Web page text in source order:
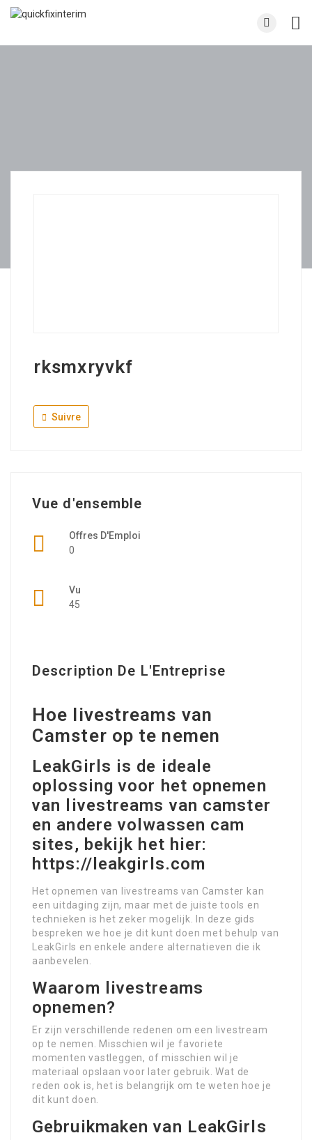
rksmxryvkf
Suivre
Vue d'ensemble
Offres D'Emploi
0
Vu
45
Description De L'Entreprise
Hoe livestreams van
Camster op te nemen
LeakGirls is de ideale
oplossing voor het opnemen
van livestreams van camster
en andere volwassen cam
sites, bekijk het hier:
https://leakgirls.com
Het opnemen van livestreams van Camster kan
een uitdaging zijn, maar met de juiste tools en
technieken is het zeker mogelijk. In deze gids
bespreken we hoe je dit kunt doen met behulp van
LeakGirls en enkele andere alternatieven die ik
aanbevelen.
Waarom livestreams
opnemen?
Er zijn verschillende redenen om een livestream
op te nemen. Misschien wil je favoriete
momenten vastleggen, of misschien wil je
materiaal opslaan voor later gebruik. Wat de
reden ook is, het is belangrijk om te weten hoe je
dit kunt doen.
Gebruikmaken van LeakGirls